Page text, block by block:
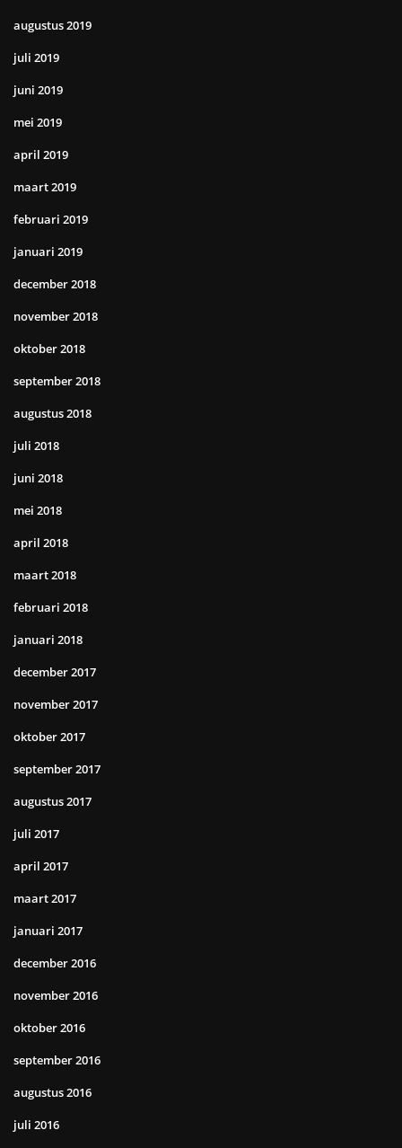
augustus 2019
juli 2019
juni 2019
mei 2019
april 2019
maart 2019
februari 2019
januari 2019
december 2018
november 2018
oktober 2018
september 2018
augustus 2018
juli 2018
juni 2018
mei 2018
april 2018
maart 2018
februari 2018
januari 2018
december 2017
november 2017
oktober 2017
september 2017
augustus 2017
juli 2017
april 2017
maart 2017
januari 2017
december 2016
november 2016
oktober 2016
september 2016
augustus 2016
juli 2016